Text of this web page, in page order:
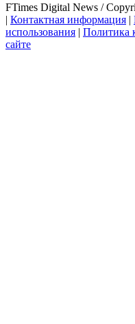
FTimes Digital News /
| Контактная информация |
использования | Политика
сайте